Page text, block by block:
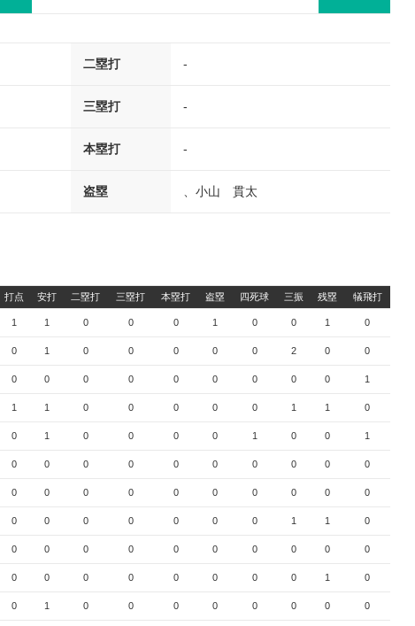
二塁打 -
三塁打 -
本塁打 -
盗塁 、小山 貫太
打点 安打 二塁打 三塁打 本塁打 盗塁 四死球 三振 残塁 犠飛打
1 1 0 0 0 1 0 0 1 0
0 1 0 0 0 0 0 2 0 0
0 0 0 0 0 0 0 0 0 1
1 1 0 0 0 0 0 1 1 0
0 1 0 0 0 0 1 0 0 1
0 0 0 0 0 0 0 0 0 0
0 0 0 0 0 0 0 0 0 0
0 0 0 0 0 0 0 1 1 0
0 0 0 0 0 0 0 0 0 0
0 0 0 0 0 0 0 0 1 0
0 1 0 0 0 0 0 0 0 0